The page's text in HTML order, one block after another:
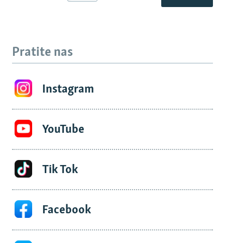
Pratite nas
Instagram
YouTube
Tik Tok
Facebook